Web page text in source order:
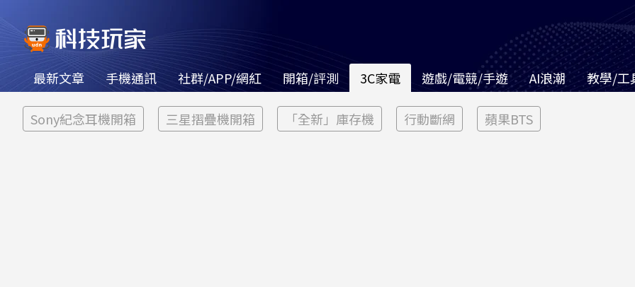
最新文章 手機通訊 社群/APP/網紅 開箱/評測 3C家電 遊戲/電競/手遊 AI浪潮 教學/工
Sony紀念耳機開箱 三星摺疊機開箱 「全新」庫存機 行動斷網 蘋果BTS